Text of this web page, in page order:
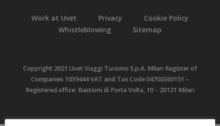
Work at Uvet Privacy
Cookie Policy
Whistleblowing
Sitemap
Copyright 2021 Uvet Viaggi Turismo S.p.A. Milan Register of
Companies 1039444 VAT and Tax Code 04700360151 –
Registered office: Bastioni di Porta Volta, 10 – 20121 Milan